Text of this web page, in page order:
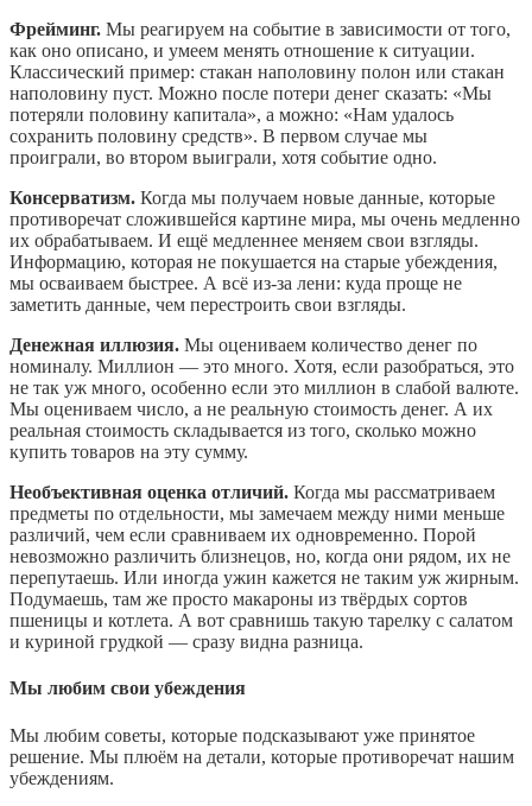
Фрейминг. Мы реагируем на событие в зависимости от того,
как оно описано, и умеем менять отношение к ситуации.
Классический пример: стакан наполовину полон или стакан
наполовину пуст. Можно после потери денег сказать: «Мы
потеряли половину капитала», а можно: «Нам удалось
сохранить половину средств». В первом случае мы
проиграли, во втором выиграли, хотя событие одно.
Консерватизм. Когда мы получаем новые данные, которые
противоречат сложившейся картине мира, мы очень медленно
их обрабатываем. И ещё медленнее меняем свои взгляды.
Информацию, которая не покушается на старые убеждения,
мы осваиваем быстрее. А всё из-за лени: куда проще не
заметить данные, чем перестроить свои взгляды.
Денежная иллюзия. Мы оцениваем количество денег по
номиналу. Миллион — это много. Хотя, если разобраться, это
не так уж много, особенно если это миллион в слабой валюте.
Мы оцениваем число, а не реальную стоимость денег. А их
реальная стоимость складывается из того, сколько можно
купить товаров на эту сумму.
Необъективная оценка отличий. Когда мы рассматриваем
предметы по отдельности, мы замечаем между ними меньше
различий, чем если сравниваем их одновременно. Порой
невозможно различить близнецов, но, когда они рядом, их не
перепутаешь. Или иногда ужин кажется не таким уж жирным.
Подумаешь, там же просто макароны из твёрдых сортов
пшеницы и котлета. А вот сравнишь такую тарелку с салатом
и куриной грудкой — сразу видна разница.
Мы любим свои убеждения
Мы любим советы, которые подсказывают уже принятое
решение. Мы плюём на детали, которые противоречат нашим
убеждениям.